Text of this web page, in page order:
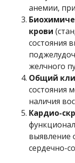
анемии,
крови
состояния
желчного
Общий
состояния
наличия
Кардио-
выявление
сердечно-